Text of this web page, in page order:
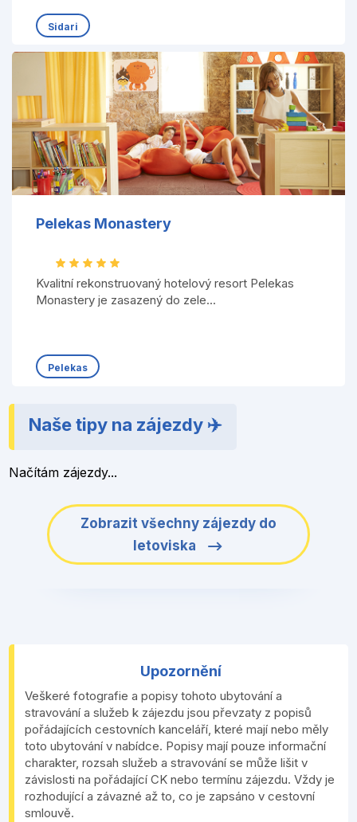
Sidari
Pelekas Monastery
Kvalitní rekonstruovaný hotelový resort Pelekas
Monastery je zasazený do zele...
Pelekas
Naše tipy na zájezdy ✈️
Načítám zájezdy...
Zobrazit všechny zájezdy do
letoviska
Upozornění
Veškeré fotografie a popisy tohoto ubytování a
stravování a služeb k zájezdu jsou převzaty z popisů
pořádajících cestovních kanceláří, které mají nebo měly
toto ubytování v nabídce. Popisy mají pouze informační
charakter, rozsah služeb a stravování se může lišit v
závislosti na pořádající CK nebo termínu zájezdu. Vždy je
rozhodující a závazné až to, co je zapsáno v cestovní
smlouvě.